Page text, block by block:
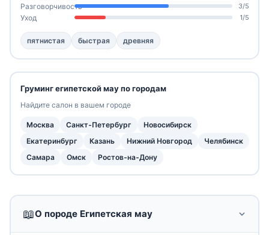
📖О породе Египетская мау
Разговорчивость 3/5
Уход 1/5
пятнистая быстрая древняя
Груминг египетской мау по городам
Найдите салон в вашем городе
Москва Санкт-Петербург
Новосибирск
Екатеринбург
Казань Нижний Новгород
Челябинск
Самара
Омск Ростов-на-Дону